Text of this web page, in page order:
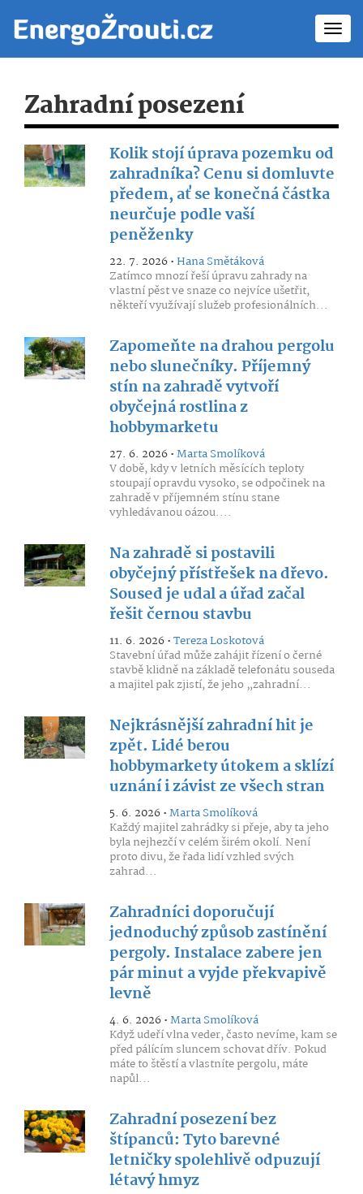
Zahradní posezení
Kolik stojí úprava pozemku od
zahradníka? Cenu si domluvte
předem, ať se konečná částka
neurčuje podle vaší
peněženky
22. 7. 2026 •Hana Smětáková
Zatímco mnozí řeší úpravu zahrady na
vlastní pěst ve snaze co nejvíce ušetřit,
někteří využívají služeb profesionálních...
Zapomeňte na drahou pergolu
nebo slunečníky. Příjemný
stín na zahradě vytvoří
obyčejná rostlina z
hobbymarketu
27. 6. 2026 •Marta Smolíková
V době, kdy v letních měsících teploty
stoupají opravdu vysoko, se odpočinek na
zahradě v příjemném stínu stane
vyhledávanou oázou....
Na zahradě si postavili
obyčejný přístřešek na dřevo.
Soused je udal a úřad začal
řešit černou stavbu
11. 6. 2026 •Tereza Loskotová
Stavební úřad může zahájit řízení o černé
stavbě klidně na základě telefonátu souseda
a majitel pak zjistí, že jeho „zahradní...
Nejkrásnější zahradní hit je
zpět. Lidé berou
hobbymarkety útokem a sklízí
uznání i závist ze všech stran
5. 6. 2026 •Marta Smolíková
Každý majitel zahrádky si přeje, aby ta jeho
byla nejhezčí v celém širém okolí. Není
proto divu, že řada lidí vzhled svých
zahrad...
Zahradníci doporučují
jednoduchý způsob zastínění
pergoly. Instalace zabere jen
pár minut a vyjde překvapivě
levně
4. 6. 2026 •Marta Smolíková
Když udeří vlna veder, často nevíme, kam se
před pálícím sluncem schovat dřív. Pokud
máte to štěstí a vlastníte pergolu, máte
napůl...
Zahradní posezení bez
štípanců: Tyto barevné
letničky spolehlivě odpuzují
létavý hmyz